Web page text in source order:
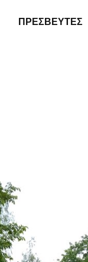
ΠΡΕΣΒΕΥΤΈΣ